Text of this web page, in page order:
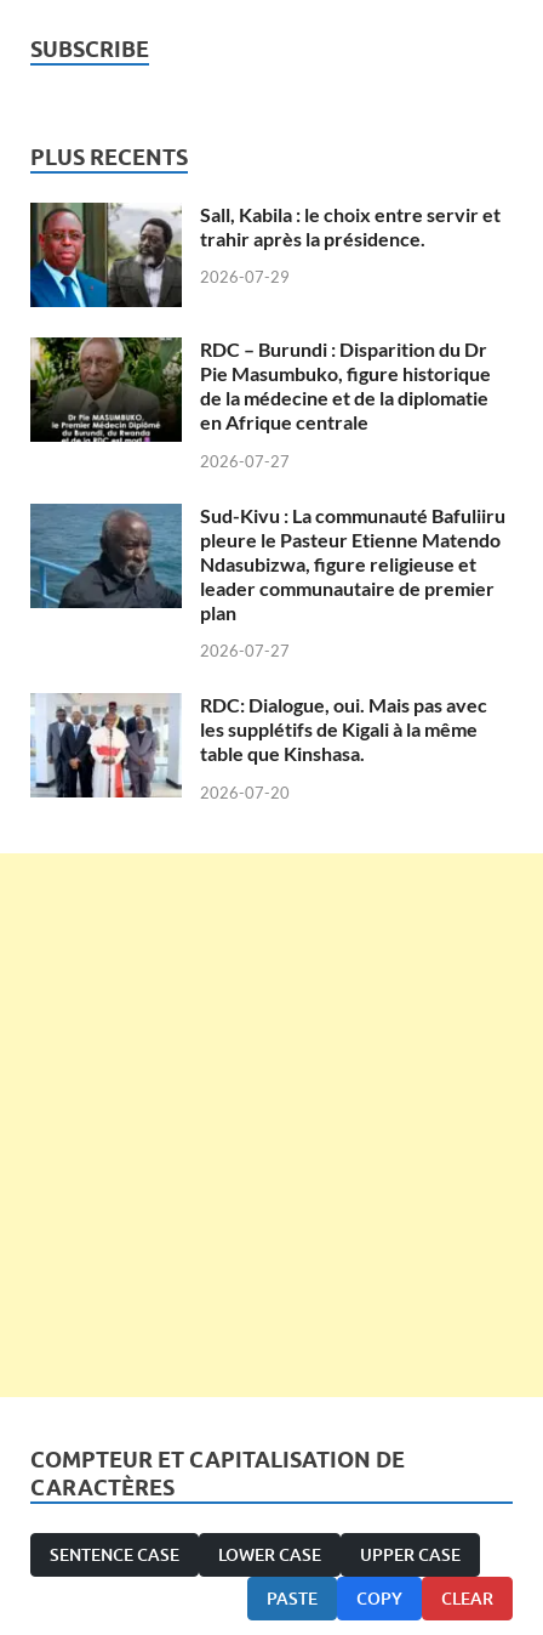
SUBSCRIBE
PLUS RECENTS
Sall, Kabila : le choix entre servir et
trahir après la présidence.
2026-07-29
RDC – Burundi : Disparition du Dr
Pie Masumbuko, figure historique
de la médecine et de la diplomatie
en Afrique centrale
2026-07-27
Sud-Kivu : La communauté Bafuliiru
pleure le Pasteur Etienne Matendo
Ndasubizwa, figure religieuse et
leader communautaire de premier
plan
2026-07-27
RDC: Dialogue, oui. Mais pas avec
les supplétifs de Kigali à la même
table que Kinshasa.
2026-07-20
COMPTEUR ET CAPITALISATION DE
CARACTÈRES
SENTENCE CASE LOWER CASE UPPER CASE
PASTE COPY CLEAR